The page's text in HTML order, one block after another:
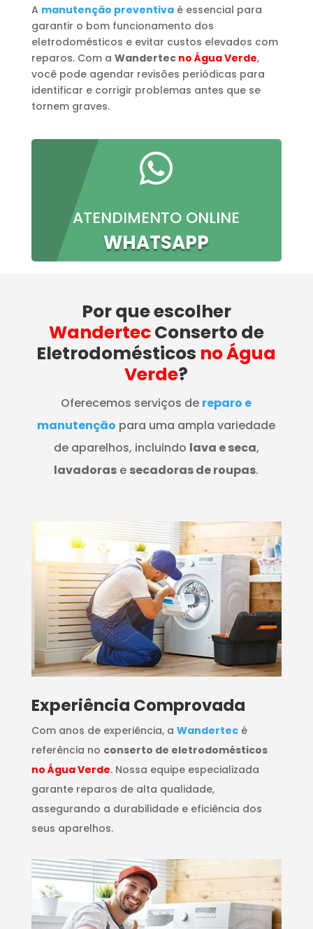
A manutenção preventivaé essencial para
garantir o bom funcionamento dos
eletrodomésticos e evitar custos elevados com
reparos. Com a Wandertec no Água Verde,
você pode agendar revisões periódicas para
identificar e corrigir problemas antes que se
tornem graves.

ATENDIMENTO ONLINE
WHATSAPP
Por que escolher
WandertecConserto de
Eletrodomésticos no Água
Verde?
Oferecemos serviços de reparo e
manutenção para uma ampla variedade
de aparelhos, incluindo lava e seca,
lavadoras e secadoras de roupas.
​Experiência Comprovada
Com anos de experiência, a Wandertecé
referência no conserto de eletrodomésticos
no Água Verde. Nossa equipe especializada
garante reparos de alta qualidade,
assegurando a durabilidade e eficiência dos
seus aparelhos.